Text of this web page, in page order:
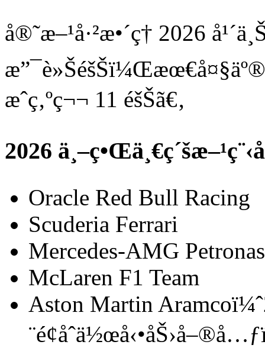
å®˜æ–¹å·²æ•´ç† 2026
æˆç‚ºç¬¬ 11 éšŠã€‚
2026
Oracle Red Bull Racing
Scuderia Ferrari
Mercedes-AMG Petronas
McLaren F1 Team
Aston Martin